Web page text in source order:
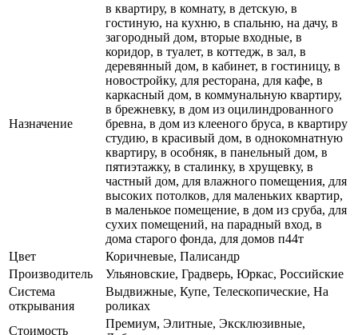
Назначение
в квартиру, в комнату, в детскую, в
гостиную, на кухню, в спальню, на дачу, в
загородный дом, вторые входные, в
коридор, в туалет, в коттедж, в зал, в
деревянный дом, в кабинет, в гостиницу, в
новостройку, для ресторана, для кафе, в
каркасный дом, в коммунальную квартиру,
в брежневку, в дом из оцилиндрованного
бревна, в дом из клееного бруса, в квартиру
студию, в красивый дом, в однокомнатную
квартиру, в особняк, в панельный дом, в
пятиэтажку, в сталинку, в хрущевку, в
частный дом, для влажного помещения, для
высоких потолков, для маленьких квартир,
в маленькое помещение, в дом из сруба, для
сухих помещений, на парадный вход, в
дома старого фонда, для домов п44т
Цвет
Коричневые, Палисандр
Производитель
Ульяновские, Градверь, Юркас, Российские
Система
открывания
Выдвижные, Купе, Телескопические, На
роликах
Стоимость
Премиум, Элитные, Эксклюзивные,